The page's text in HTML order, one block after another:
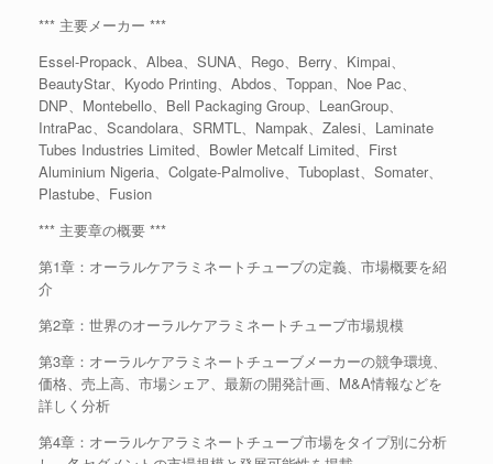
*** 主要メーカー ***
Essel-Propack、Albea、SUNA、Rego、Berry、Kimpai、
BeautyStar、Kyodo Printing、Abdos、Toppan、Noe Pac、
DNP、Montebello、Bell Packaging Group、LeanGroup、
IntraPac、Scandolara、SRMTL、Nampak、Zalesi、Laminate
Tubes Industries Limited、Bowler Metcalf Limited、First
Aluminium Nigeria、Colgate-Palmolive、Tuboplast、Somater、
Plastube、Fusion
*** 主要章の概要 ***
第1章：オーラルケアラミネートチューブの定義、市場概要を紹
介
第2章：世界のオーラルケアラミネートチューブ市場規模
第3章：オーラルケアラミネートチューブメーカーの競争環境、
価格、売上高、市場シェア、最新の開発計画、M&A情報などを
詳しく分析
第4章：オーラルケアラミネートチューブ市場をタイプ別に分析